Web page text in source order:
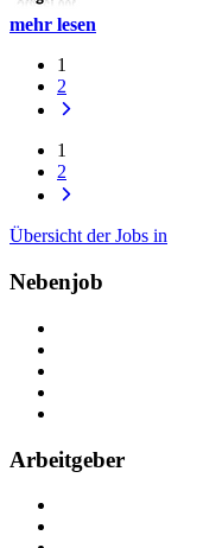
mehr lesen
1
2
1
2
Übersicht der Jobs in
Nebenjob
Arbeitgeber